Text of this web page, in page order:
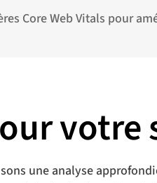
Core Web Vitals pour
votre
une analyse